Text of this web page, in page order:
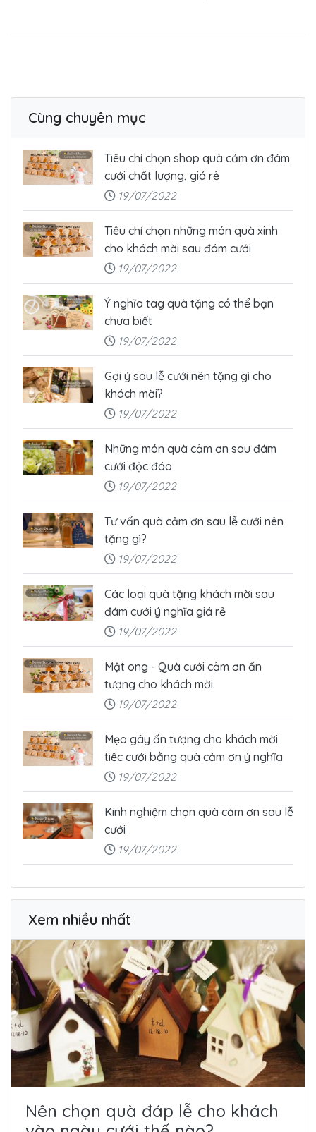
Cùng chuyên mục
Tiêu chí chọn shop quà cảm ơn đám
cưới chất lượng, giá rẻ
19/07/2022
Tiêu chí chọn những món quà xinh
cho khách mời sau đám cưới
19/07/2022
Ý nghĩa tag quà tặng có thể bạn
chưa biết
19/07/2022
Gợi ý sau lễ cưới nên tặng gì cho
khách mời?
19/07/2022
Những món quà cảm ơn sau đám
cưới độc đáo
19/07/2022
Tư vấn quà cảm ơn sau lễ cưới nên
tặng gì?
19/07/2022
Các loại quà tặng khách mời sau
đám cưới ý nghĩa giá rẻ
19/07/2022
Mật ong - Quà cưới cảm ơn ấn
tượng cho khách mời
19/07/2022
Mẹo gây ấn tượng cho khách mời
tiệc cưới bằng quà cảm ơn ý nghĩa
19/07/2022
Kinh nghiệm chọn quà cảm ơn sau lễ
cưới
19/07/2022
Xem nhiều nhất
Nên chọn quà đáp lễ cho khách